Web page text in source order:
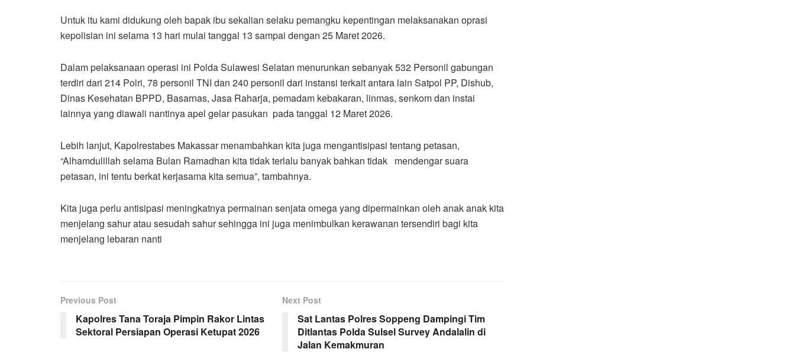
Untuk itu kami didukung oleh bapak ibu sekalian selaku pemangku kepentingan melaksanakan oprasi
kepolisian ini selama 13 hari mulai tanggal 13 sampai dengan 25 Maret 2026.
Dalam pelaksanaan operasi ini Polda Sulawesi Selatan menurunkan sebanyak 532 Personil gabungan
terdiri dari 214 Polri, 78 personil TNI dan 240 personil dari instansi terkait antara lain Satpol PP, Dishub,
Dinas Kesehatan BPPD, Basarnas, Jasa Raharja, pemadam kebakaran, linmas, senkom dan instai
lainnya yang diawali nantinya apel gelar pasukan pada tanggal 12 Maret 2026.
Lebih lanjut, Kapolrestabes Makassar menambahkan kita juga mengantisipasi tentang petasan,
“Alhamdulillah selama Bulan Ramadhan kita tidak terlalu banyak bahkan tidak mendengar suara
petasan, ini tentu berkat kerjasama kita semua”, tambahnya.
Kita juga perlu antisipasi meningkatnya permainan senjata omega yang dipermainkan oleh anak anak kita
menjelang sahur atau sesudah sahur sehingga ini juga menimbulkan kerawanan tersendiri bagi kita
menjelang lebaran nanti
Previous Post
Kapolres Tana Toraja Pimpin Rakor Lintas
Sektoral Persiapan Operasi Ketupat 2026
Next Post
Sat Lantas Polres Soppeng Dampingi Tim
Ditlantas Polda Sulsel Survey Andalalin di
Jalan Kemakmuran